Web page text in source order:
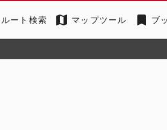
ルート検索 map マップツール bookmark ブ